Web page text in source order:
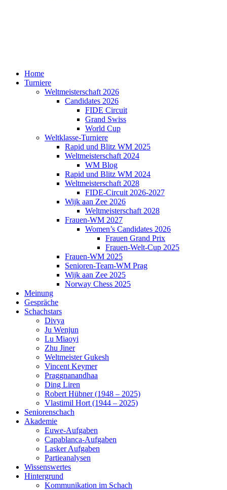
Home
Turniere
Weltmeisterschaft 2026
Candidates 2026
FIDE Circuit
Grand Swiss
World Cup
Weltklasse-Turniere
Rapid und Blitz WM 2025
Weltmeisterschaft 2024
WM Blog
Rapid und Blitz WM 2024
Weltmeisterschaft 2028
FIDE-Circuit 2026-2027
Wijk aan Zee 2026
Weltmeisterschaft 2028
Frauen-WM 2027
Women’s Candidates 2026
Frauen Grand Prix
Frauen-Welt-Cup 2025
Frauen-WM 2025
Senioren-Team-WM Prag
Wijk aan Zee 2025
Norway Chess 2025
Meinung
Gespräche
Schachstars
Divya
Ju Wenjun
Lu Miaoyi
Zhu Jiner
Weltmeister Gukesh
Vincent Keymer
Praggnanandhaa
Ding Liren
Robert Hübner (1948 – 2025)
Vlastimil Hort (1944 – 2025)
Seniorenschach
Akademie
Euwe-Aufgaben
Capablanca-Aufgaben
Lasker Aufgaben
Partieanalysen
Wissenswertes
Hintergrund
Kommunikation im Schach